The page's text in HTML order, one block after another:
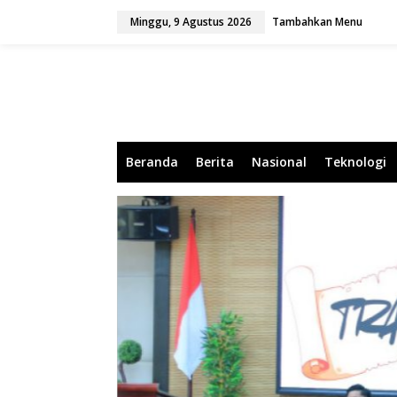
Minggu, 9 Agustus 2026 Tambahkan Menu
Beranda Berita Nasional Teknologi